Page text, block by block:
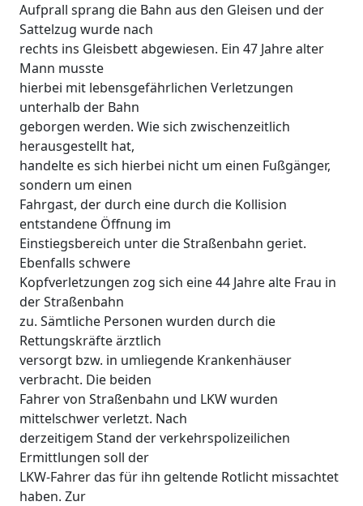
Aufprall sprang die Bahn aus den Gleisen und der
Sattelzug wurde nach
rechts ins Gleisbett abgewiesen. Ein 47 Jahre alter
Mann musste
hierbei mit lebensgefährlichen Verletzungen
unterhalb der Bahn
geborgen werden. Wie sich zwischenzeitlich
herausgestellt hat,
handelte es sich hierbei nicht um einen Fußgänger,
sondern um einen
Fahrgast, der durch eine durch die Kollision
entstandene Öffnung im
Einstiegsbereich unter die Straßenbahn geriet.
Ebenfalls schwere
Kopfverletzungen zog sich eine 44 Jahre alte Frau in
der Straßenbahn
zu. Sämtliche Personen wurden durch die
Rettungskräfte ärztlich
versorgt bzw. in umliegende Krankenhäuser
verbracht. Die beiden
Fahrer von Straßenbahn und LKW wurden
mittelschwer verletzt. Nach
derzeitigem Stand der verkehrspolizeilichen
Ermittlungen soll der
LKW-Fahrer das für ihn geltende Rotlicht missachtet
haben. Zur